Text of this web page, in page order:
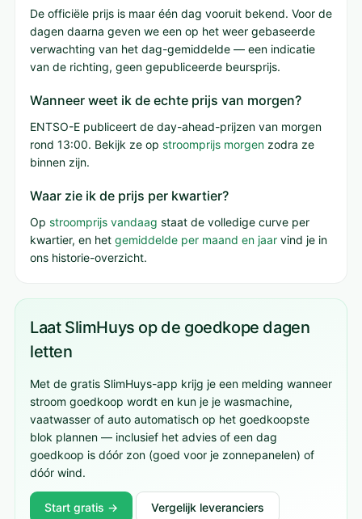
De officiële prijs is maar één dag vooruit bekend. Voor de
dagen daarna geven we een op het weer gebaseerde
verwachting van het dag-gemiddelde — een indicatie
van de richting, geen gepubliceerde beursprijs.
Wanneer weet ik de echte prijs van morgen?
ENTSO-E publiceert de day-ahead-prijzen van morgen
rond 13:00. Bekijk ze op stroomprijs morgen zodra ze
binnen zijn.
Waar zie ik de prijs per kwartier?
Op stroomprijs vandaag staat de volledige curve per
kwartier, en het gemiddelde per maand en jaar vind je in
ons historie-overzicht.
Laat SlimHuys op de goedkope dagen
letten
Met de gratis SlimHuys-app krijg je een melding wanneer
stroom goedkoop wordt en kun je je wasmachine,
vaatwasser of auto automatisch op het goedkoopste
blok plannen — inclusief het advies of een dag
goedkoop is dóór zon (goed voor je zonnepanelen) of
dóór wind.
Start gratis → Vergelijk leveranciers